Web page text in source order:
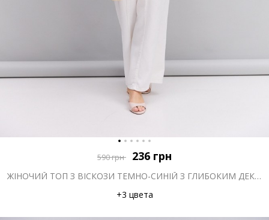
590грн 236 грн
ЖІНОЧИЙ ТОП З ВІСКОЗИ ТЕМНО-СИНІЙ З ГЛИБОКИМ ДЕКОЛЬТЕ
+3 цвета